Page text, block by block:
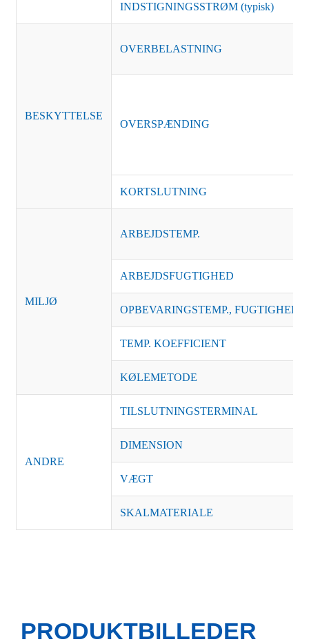
INDSTIGNINGSSTRØM (typisk)
BESKYTTELSE
OVERBELASTNING
OVERSPÆNDING
KORTSLUTNING
MILJØ
ARBEJDSTEMP.
ARBEJDSFUGTIGHED
OPBEVARINGSTEMP., FUGTIGHED
TEMP. KOEFFICIENT
KØLEMETODE
ANDRE
TILSLUTNINGSTERMINAL
DIMENSION
VÆGT
SKALMATERIALE
PRODUKTBILLEDER